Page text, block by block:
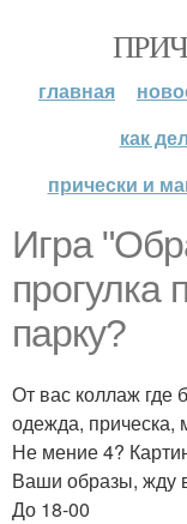
главная
как
прически и
Игра
прогулка
парку?
От вас коллаж где
одежда, прическа,
Не мение 4?
Ваши образы, жду
До 18-00